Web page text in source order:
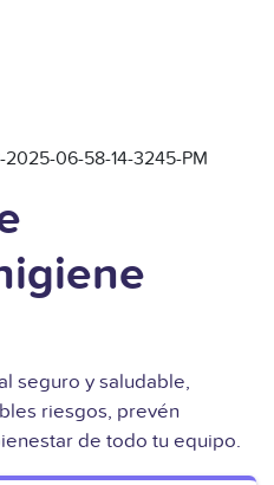
seguro y saludable,
riesgos, prevén
de todo tu equipo.